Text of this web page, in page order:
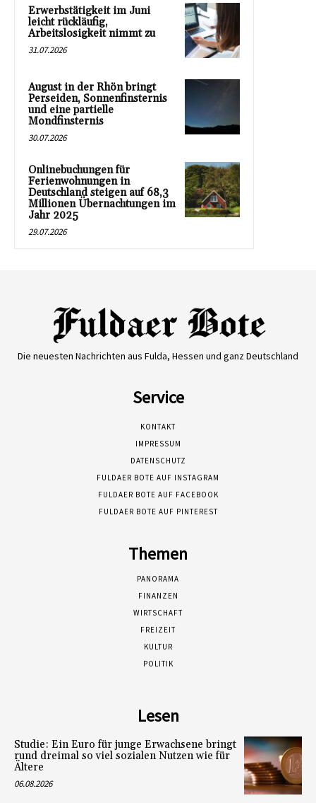
Erwerbstätigkeit im Juni
leicht rückläufig,
Arbeitslosigkeit nimmt zu
31.07.2026
August in der Rhön bringt
Perseiden, Sonnenfinsternis
und eine partielle
Mondfinsternis
30.07.2026
Onlinebuchungen für
Ferienwohnungen in
Deutschland steigen auf 68,3
Millionen Übernachtungen im
Jahr 2025
29.07.2026
Die neuesten Nachrichten aus Fulda, Hessen und ganz Deutschland
Service
KONTAKT
IMPRESSUM
DATENSCHUTZ
FULDAER BOTE AUF INSTAGRAM
FULDAER BOTE AUF FACEBOOK
FULDAER BOTE AUF PINTEREST
Themen
PANORAMA
FINANZEN
WIRTSCHAFT
FREIZEIT
KULTUR
POLITIK
Lesen
Studie: Ein Euro für junge Erwachsene bringt
rund dreimal so viel sozialen Nutzen wie für
Ältere
06.08.2026